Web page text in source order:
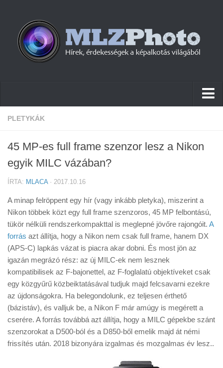
Hírek
Cikkek
Szoftver
Tudástár
Tanácsok
Érdekességek
Helyszíni Riport
E-BB
PLETYKÁK
45 MP-es full frame szenzor lesz a Nikon
egyik MILC vázában?
ÍRTA: MLACA· 2017.10.16
A minap felröppent egy hír (vagy inkább pletyka), miszerint a
Nikon többek közt egy full frame szenzoros, 45 MP felbontású,
tükör nélküli rendszerkompakttal is meglepné jövőre rajongóit. A
forrás azt állítja, hogy a Nikon nem csak full frame, hanem DX
(APS-C) lapkás vázat is piacra akar dobni. És most jön az
igazán megrázó rész: az új MILC-ek nem lesznek
kompatibilisek az F-bajonettel, az F-foglalatú objektíveket csak
egy közgyűrű közbeiktatásával tudjuk majd felcsavarni ezekre
az újdonságokra. Ha belegondolunk, ez teljesen érthető
(bázistáv), és valljuk be, a Nikon F már amúgy is megérett a
cserére. A forrás továbbá azt állítja, hogy a MILC gépekbe szánt
szenzorokat a D500-ból és a D850-ből emelik majd át némi
frissítés után. 2018 bizonyára izgalmas és mozgalmas év lesz..